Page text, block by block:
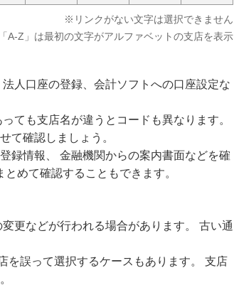
※リンクがない文字は選択できません
A-Z」は最初の文字がアルファベットの支店を表示
人口座の登録、会計ソフトへの口座設定な
ても支店名が違うとコードも異なります。
て確認しましょう。
録情報、 金融機関からの案内書面などを確
とめて確認することもできます。
更などが行われる場合があります。 古い通
誤って選択するケースもあります。 支店